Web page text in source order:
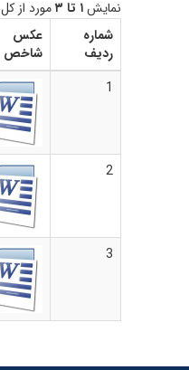
نمایش۱ تا ۳ مورد از کل
شماره
ردیف
عکس
شاخص
1
2
3